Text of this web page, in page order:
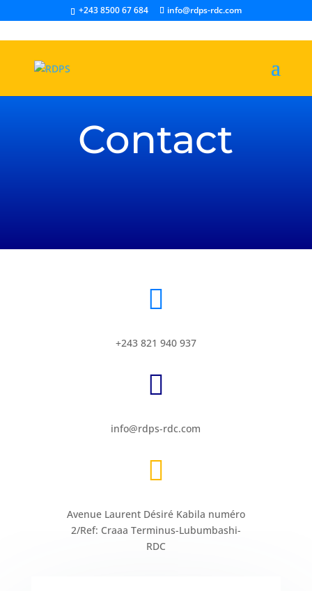
+243 8500 67 684 info@rdps-rdc.com
Contact

+243 821 940 937

info@rdps-rdc.com

Avenue Laurent Désiré Kabila numéro
2/Ref: Craaa Terminus-Lubumbashi-
RDC